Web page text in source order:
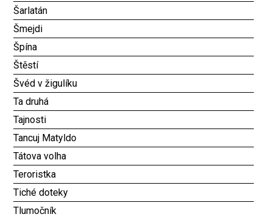
Šarlatán
Šmejdi
Špína
Štěstí
Švéd v žigulíku
Ta druhá
Tajnosti
Tancuj Matyldo
Tátova volha
Teroristka
Tiché doteky
Tlumočník